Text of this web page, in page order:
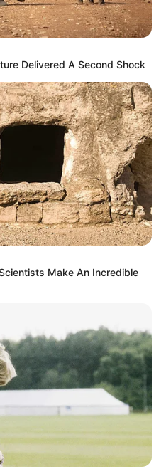
Delivered A Second Shock
Make An Incredible